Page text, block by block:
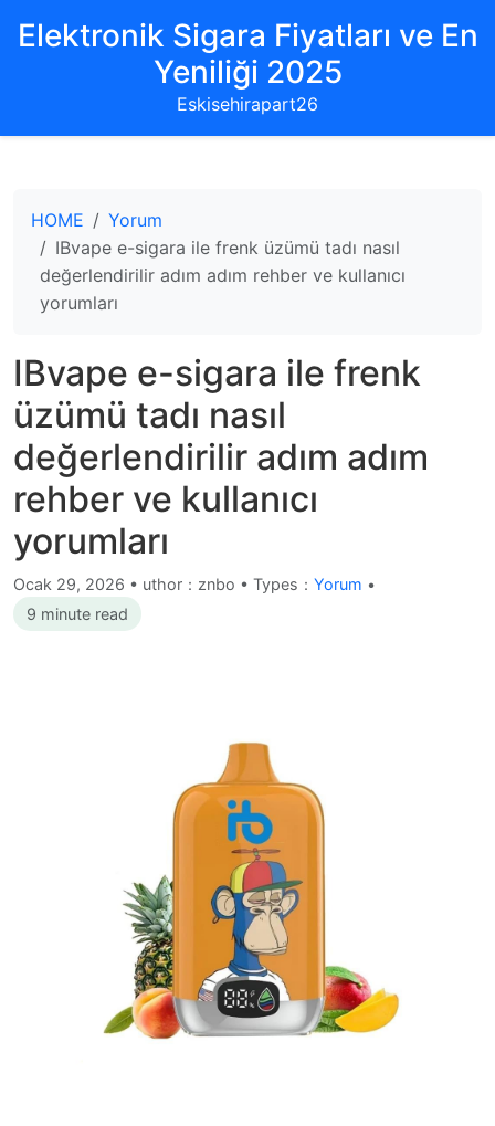
Elektronik Sigara Fiyatları ve En
Yeniliği 2025
Eskisehirapart26
HOME
Yorum
IBvape e-sigara ile frenk üzümü tadı nasıl
değerlendirilir adım adım rehber ve kullanıcı
yorumları
IBvape e-sigara ile frenk
üzümü tadı nasıl
değerlendirilir adım adım
rehber ve kullanıcı
yorumları
Ocak 29, 2026 • uthor：znbo • Types： Yorum •
9 minute read